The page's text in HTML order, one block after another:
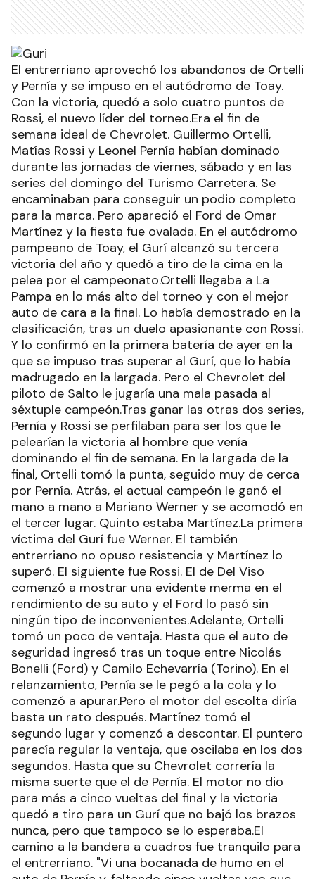
El entrerriano aprovechó los abandonos de Ortelli
y Pernía y se impuso en el autódromo de Toay.
Con la victoria, quedó a solo cuatro puntos de
Rossi, el nuevo líder del torneo.Era el fin de
semana ideal de Chevrolet. Guillermo Ortelli,
Matías Rossi y Leonel Pernía habían dominado
durante las jornadas de viernes, sábado y en las
series del domingo del Turismo Carretera. Se
encaminaban para conseguir un podio completo
para la marca. Pero apareció el Ford de Omar
Martínez y la fiesta fue ovalada. En el autódromo
pampeano de Toay, el Gurí alcanzó su tercera
victoria del año y quedó a tiro de la cima en la
pelea por el campeonato.Ortelli llegaba a La
Pampa en lo más alto del torneo y con el mejor
auto de cara a la final. Lo había demostrado en la
clasificación, tras un duelo apasionante con Rossi.
Y lo confirmó en la primera batería de ayer en la
que se impuso tras superar al Gurí, que lo había
madrugado en la largada. Pero el Chevrolet del
piloto de Salto le jugaría una mala pasada al
séxtuple campeón.Tras ganar las otras dos series,
Pernía y Rossi se perfilaban para ser los que le
pelearían la victoria al hombre que venía
dominando el fin de semana. En la largada de la
final, Ortelli tomó la punta, seguido muy de cerca
por Pernía. Atrás, el actual campeón le ganó el
mano a mano a Mariano Werner y se acomodó en
el tercer lugar. Quinto estaba Martínez.La primera
víctima del Gurí fue Werner. El también
entrerriano no opuso resistencia y Martínez lo
superó. El siguiente fue Rossi. El de Del Viso
comenzó a mostrar una evidente merma en el
rendimiento de su auto y el Ford lo pasó sin
ningún tipo de inconvenientes.Adelante, Ortelli
tomó un poco de ventaja. Hasta que el auto de
seguridad ingresó tras un toque entre Nicolás
Bonelli (Ford) y Camilo Echevarría (Torino). En el
relanzamiento, Pernía se le pegó a la cola y lo
comenzó a apurar.Pero el motor del escolta diría
basta un rato después. Martínez tomó el
segundo lugar y comenzó a descontar. El puntero
parecía regular la ventaja, que oscilaba en los dos
segundos. Hasta que su Chevrolet correría la
misma suerte que el de Pernía. El motor no dio
para más a cinco vueltas del final y la victoria
quedó a tiro para un Gurí que no bajó los brazos
nunca, pero que tampoco se lo esperaba.El
camino a la bandera a cuadros fue tranquilo para
el entrerriano. "Vi una bocanada de humo en el